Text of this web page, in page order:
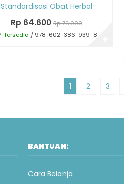
Standardisasi Obat Herbal
Rp 64.600 Rp 76.000
Tersedia / 978-602-386-939-8
1 2 3
BANTUAN:
Cara Belanja